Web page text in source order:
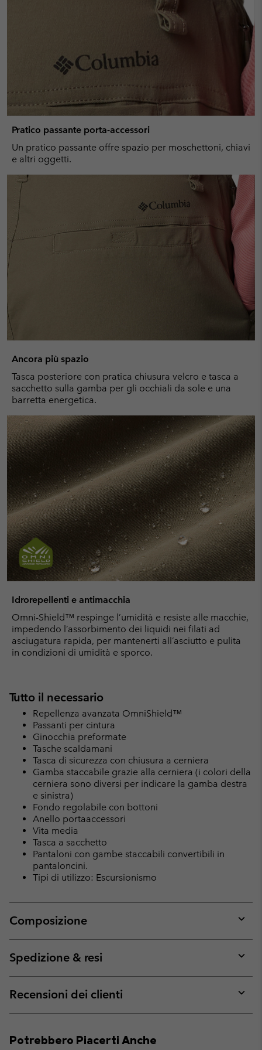
Pratico passante porta-accessori
Un pratico passante offre spazio per moschettoni, chiavi
e altri oggetti.
Ancora più spazio
Tasca posteriore con pratica chiusura velcro e tasca a
sacchetto sulla gamba per gli occhiali da sole e una
barretta energetica.
Idrorepellenti e antimacchia
Omni-Shield™ respinge l’umidità e resiste alle macchie,
impedendo l’assorbimento dei liquidi nei filati ad
asciugatura rapida, per mantenerti all’asciutto e pulita
in condizioni di umidità e sporco.
Tutto il necessario
Repellenza avanzata OmniShield™
Passanti per cintura
Ginocchia preformate
Tasche scaldamani
Tasca di sicurezza con chiusura a cerniera
Gamba staccabile grazie alla cerniera (i colori della
cerniera sono diversi per indicare la gamba destra
e sinistra)
Fondo regolabile con bottoni
Anello portaaccessori
Vita media
Tasca a sacchetto
Pantaloni con gambe staccabili convertibili in
pantaloncini.
Tipi di utilizzo: Escursionismo
Composizione
or
Spedizione & resi
or
Recensioni dei clienti
or
Potrebbero Piacerti Anche